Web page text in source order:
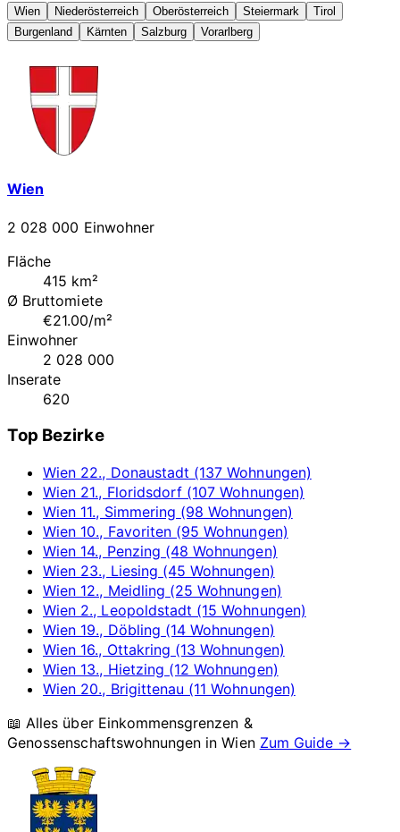
Wien Niederösterreich Oberösterreich Steiermark
Tirol
Burgenland
Kärnten Salzburg Vorarlberg
Wien
2 028 000 Einwohner
Fläche
415 km²
Ø Bruttomiete
€21.00/m²
Einwohner
2 028 000
Inserate
620
Top Bezirke
Wien 22., Donaustadt (137 Wohnungen)
Wien 21., Floridsdorf (107 Wohnungen)
Wien 11., Simmering (98 Wohnungen)
Wien 10., Favoriten (95 Wohnungen)
Wien 14., Penzing (48 Wohnungen)
Wien 23., Liesing (45 Wohnungen)
Wien 12., Meidling (25 Wohnungen)
Wien 2., Leopoldstadt (15 Wohnungen)
Wien 19., Döbling (14 Wohnungen)
Wien 16., Ottakring (13 Wohnungen)
Wien 13., Hietzing (12 Wohnungen)
Wien 20., Brigittenau (11 Wohnungen)
📖 Alles über Einkommensgrenzen &
Genossenschaftswohnungen inWien Zum Guide →